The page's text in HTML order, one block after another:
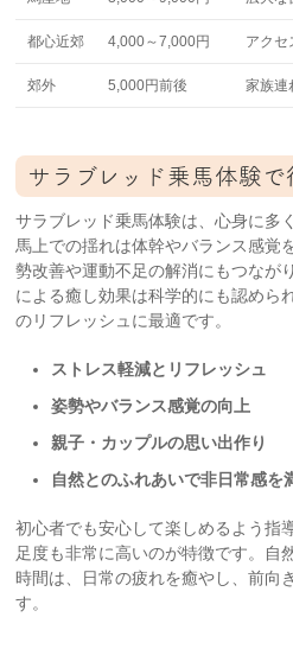
都心近郊 4,000～7,000円 アクセ
郊外 5,000円前後 家族連
サラブレッド乗馬体験で
サラブレッド乗馬体験は、心身に多
馬上での揺れは体幹やバランス感覚
勢改善や運動不足の解消にもつなが
による癒し効果は科学的にも認めら
のリフレッシュに最適です。
ストレス軽減とリフレッシュ
姿勢やバランス感覚の向上
親子・カップルの思い出作り
自然とのふれあいで非日常感を
初心者でも安心して楽しめるよう指
足度も非常に高いのが特徴です。自
時間は、日常の疲れを癒やし、前向
す。